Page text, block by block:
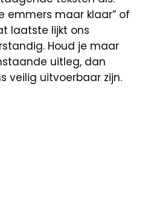
emmers maar klaar” of
laatste lijkt ons
Houd je maar
uitleg, dan
veilig uitvoerbaar zijn.